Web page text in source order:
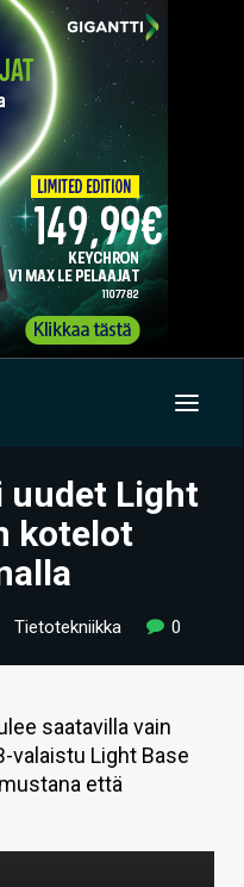
uudet Light
kotelot
Tietotekniikka 0
saatavilla vain
valaistu Light Base
että